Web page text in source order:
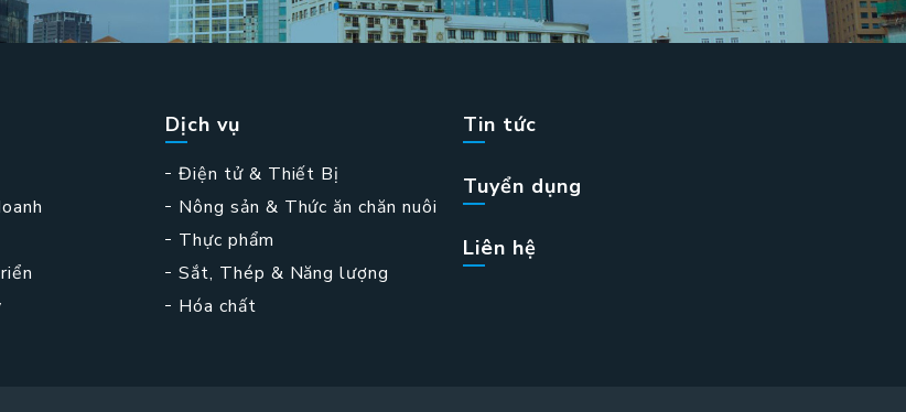
Dịch vụ
Điện tử & Thiết Bị
Nông sản & Thức ăn chăn nuôi
Thực phẩm
Sắt, Thép & Năng lượng
Hóa chất
Tin tức
Tuyển dụng
Liên hệ